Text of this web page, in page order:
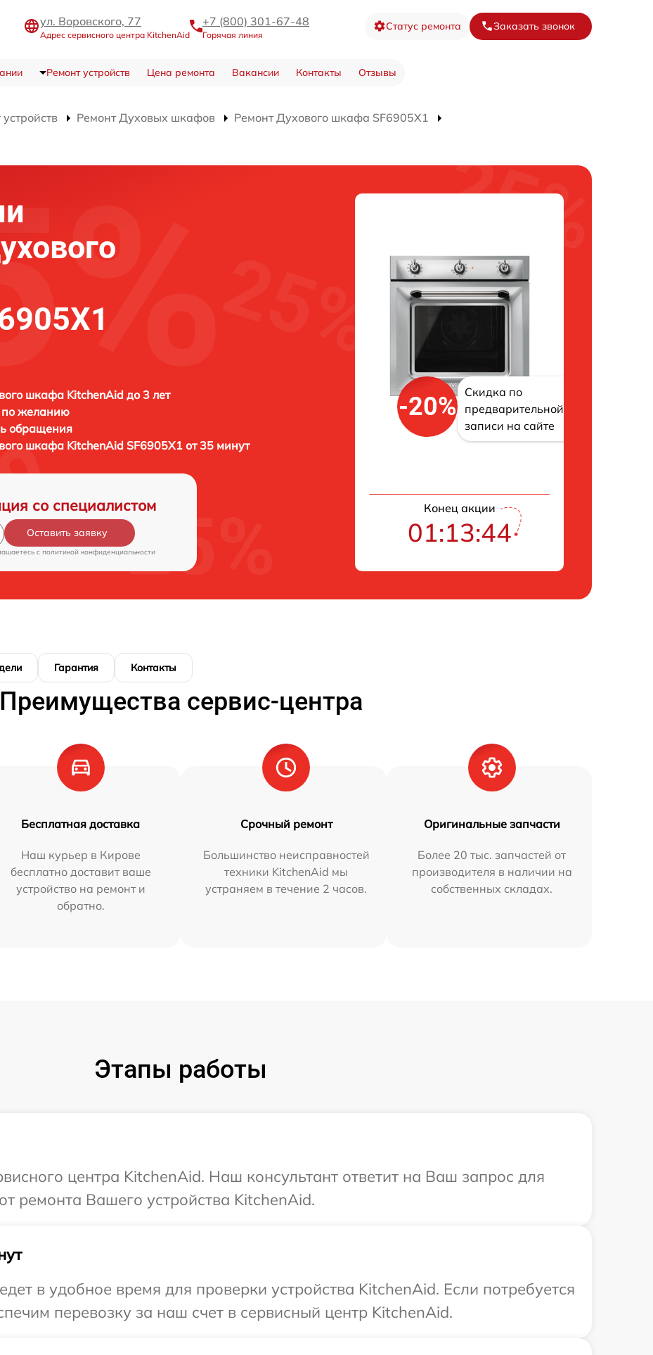
ул. Воровского, 77
Адрес сервисного центра KitchenAid
+7 (800) 301-67-48
Горячая линия
Статус ремонта Заказать звонок
Ремонт устройств Цена ремонта Вакансии Контакты Отзывы
Ремонт Духовых шкафов
Ремонт Духового шкафа SF6905X1
шкафа KitchenAid до 3 лет
по желанию
обращения
шкафа KitchenAid SF6905X1 от 35 минут
со специалистом
Оставить заявку
c политикой конфиденциальности
-20%
Скидка по
предварительной
записи на сайте
Конец акции
01:13:43
Гарантия Контакты
Преимущества сервис-центра
Бесплатная доставка
Наш курьер в Кирове
бесплатно доставит ваше
устройство на ремонт и
обратно.
Срочный ремонт
Большинство неисправностей
техники KitchenAid мы
устраняем в течение 2 часов.
Оригинальные запчасти
Более 20 тыс. запчастей от
производителя в наличии на
собственных складах.
Этапы работы
центра KitchenAid. Наш консультант ответит на Ваш запрос для
ремонта Вашего устройства KitchenAid.
в удобное время для проверки устройства KitchenAid. Если потребуется
перевозку за наш счет в сервисный центр KitchenAid.